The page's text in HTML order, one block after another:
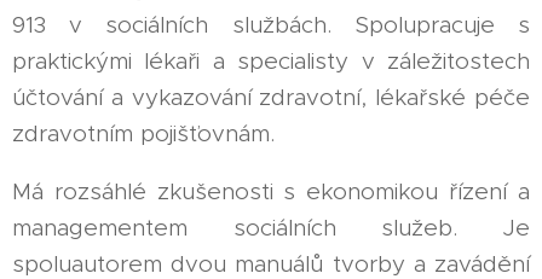
913 v sociálních službách. Spolupracuje s
praktickými lékaři a specialisty v záležitostech
účtování a vykazování zdravotní, lékařské péče
zdravotním pojišťovnám.
Má rozsáhlé zkušenosti s ekonomikou řízení a
managementem sociálních služeb. Je
spoluautorem dvou manuálů tvorby a zavádění